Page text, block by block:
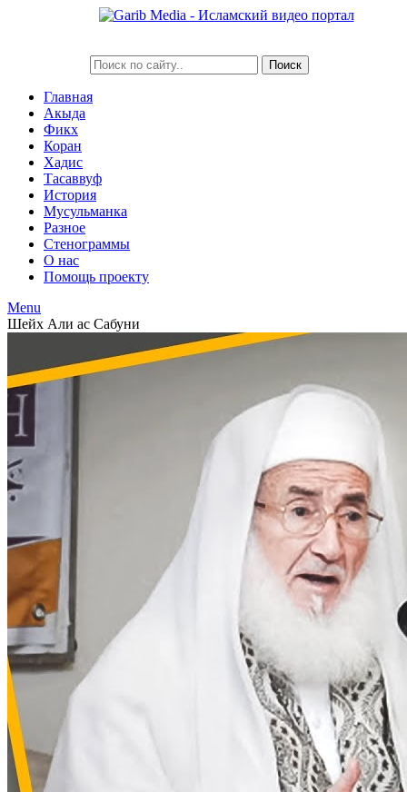
Главная
Акыда
Фикх
Коран
Хадис
Тасаввуф
История
Мусульманка
Разное
Стенограммы
О нас
Помощь проекту
Menu
Шейх Али ас Сабуни